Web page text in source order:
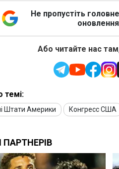
Не пропустіть
Або читайте нас
темі:
Штати Америки Конгресс США